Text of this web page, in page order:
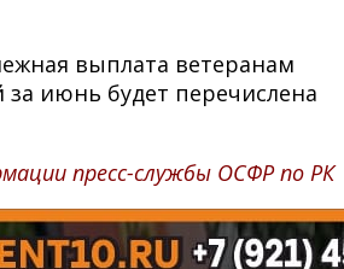
выплата ветеранам
за июнь будет перечислена
пресс-службы ОСФР по РК